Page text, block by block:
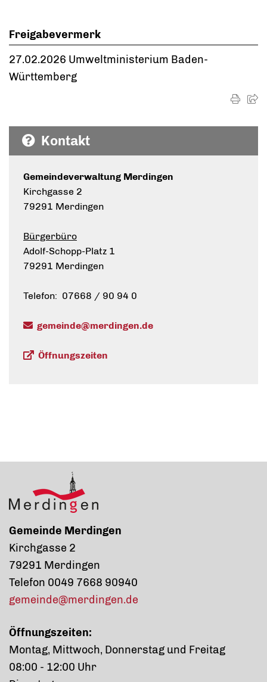
Freigabevermerk
27.02.2026 Umweltministerium Baden-
Württemberg
Kontakt
Gemeindeverwaltung Merdingen
Kirchgasse 2
79291 Merdingen
Bürgerbüro
Adolf-Schopp-Platz 1
79291 Merdingen
Telefon: 07668 / 90 94 0
gemeinde@merdingen.de
Öffnungszeiten
Gemeinde Merdingen
Kirchgasse 2
79291 Merdingen
Telefon 0049 7668 90940
gemeinde@merdingen.de
Öffnungszeiten:
Montag, Mittwoch, Donnerstag und Freitag
08:00 - 12:00 Uhr